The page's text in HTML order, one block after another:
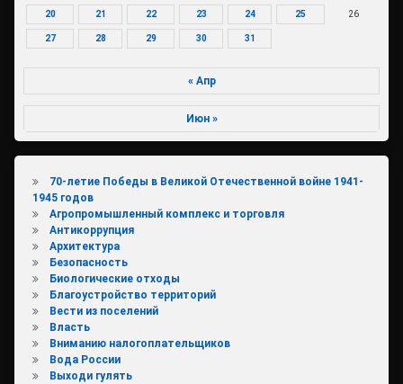
20 21 22 23 24 25 26
27 28 29 30 31
« Апр
Июн »
70-летие Победы в Великой Отечественной войне 1941-
1945 годов
Агропромышленный комплекс и торговля
Антикоррупция
Архитектура
Безопасность
Биологические отходы
Благоустройство территорий
Вести из поселений
Власть
Вниманию налогоплательщиков
Вода России
Выходи гулять